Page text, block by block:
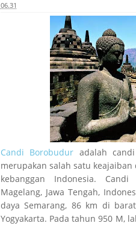
06.31
Candi Borobudur adalah
merupakan salah satu
kebanggan Indonesia.
Magelang, Jawa Tengah,
daya Semarang, 86 km di
Yogyakarta. Pada tahun 950 M,